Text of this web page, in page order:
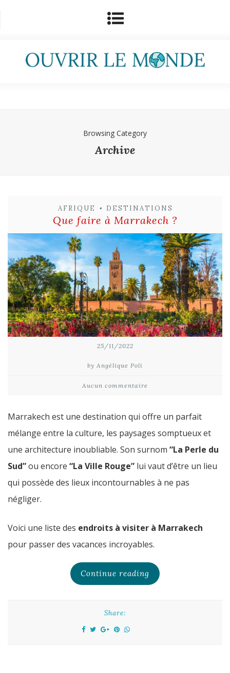
Browsing Category
Archive
AFRIQUE • DESTINATIONS
Que faire à Marrakech ?
25/11/2022
by Angélique Poli
Aucun commentaire
Marrakech est une destination qui offre un parfait
mélange entre la culture, les paysages somptueux et
une architecture inoubliable. Son surnom “La Perle du
Sud”ou encore “La Ville Rouge” lui vaut d’être un lieu
qui possède des lieux incontournables à ne pas
négliger.
Voici une liste des endroits à visiter à Marrakech
pour passer des vacances incroyables.
Continue reading
Share: